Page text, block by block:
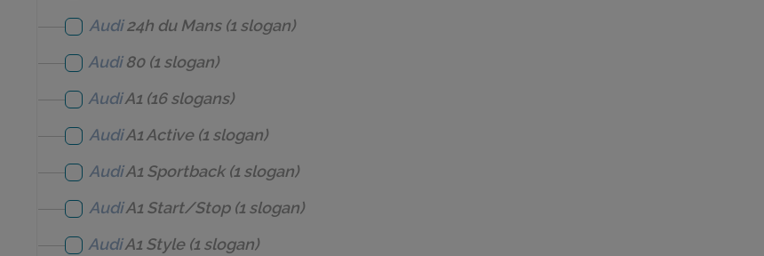
Audi 24h du Mans(1 slogan)
Audi 80(1 slogan)
AudiA1(16 slogans)
Audi A1 Active(1 slogan)
AudiA1 Sportback(1 slogan)
AudiA1 Start/Stop(1 slogan)
AudiA1 Style(1 slogan)